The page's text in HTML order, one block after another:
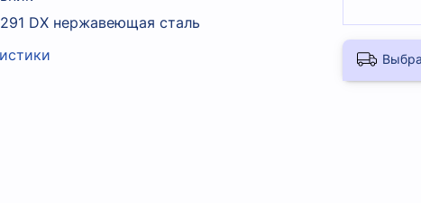
DX нержавеющая сталь